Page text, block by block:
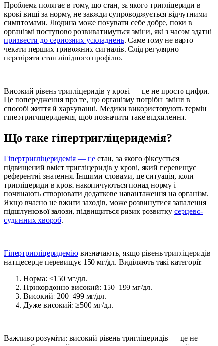
Проблема полягає в тому, що стан, за якого тригліцериди в
крові вищі за норму, не завжди супроводжується відчутними
симптомами. Людина може почувати себе добре, поки в
організмі поступово розвиватимуться зміни, які з часом здатні
призвести до серйозних ускладнень. Саме тому не варто
чекати перших тривожних сигналів. Слід регулярно
перевіряти стан ліпідного профілю.
Високий рівень тригліцеридів у крові — це не просто цифри.
Це попередження про те, що організму потрібні зміни в
способі життя й харчуванні. Медики використовують термін
гіпертригліцеридемія, щоб позначити таке відхилення.
Що таке гіпертригліцеридемія?
Гіпертригліцеридемія — це стан, за якого фіксується
підвищений вміст тригліцеридів у крові, який перевищує
референтні значення. Іншими словами, це ситуація, коли
тригліцериди в крові накопичуються понад норму і
починають створювати додаткове навантаження на організм.
Якщо вчасно не вжити заходів, може розвинутися запалення
підшлункової залози, підвищиться ризик розвитку серцево-
судинних хвороб.
Гіпертригліцеридемію визначають, якщо рівень тригліцеридів
натщесерце перевищує 150 мг/дл. Виділяють такі категорії:
Норма: <150 мг/дл.
Прикордонно високий: 150–199 мг/дл.
Високий: 200–499 мг/дл.
Дуже високий: ≥500 мг/дл.
Важливо розуміти: високий рівень тригліцеридів — це не